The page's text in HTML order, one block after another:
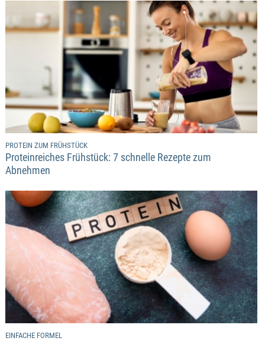
PROTEIN ZUM FRÜHSTÜCK
Proteinreiches Frühstück: 7 schnelle Rezepte zum
Abnehmen
EINFACHE FORMEL